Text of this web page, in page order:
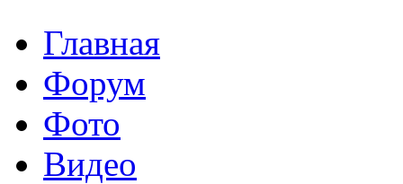
Главная
Форум
Фото
Видео